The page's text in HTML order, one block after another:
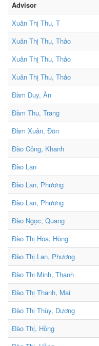
Advisor
Xuân Thị Thu, T
Xuân Thị Thu, Thảo
Xuân Thị Thu, Thảo
Xuân Thị Thu, Thảo
Đàm Duy, Ân
Đàm Thu, Trang
Đàm Xuân, Đồn
Đào Công, Khanh
Đào Lan
Đào Lan, Phương
Đào Lan, Phương
Đào Ngọc, Quang
Đào Thị Hoa, Hồng
Đào Thị Lan, Phương
Đào Thị Minh, Thanh
Đào Thị Thanh, Mai
Đào Thị Thùy, Dương
Đào Thị, Hồng